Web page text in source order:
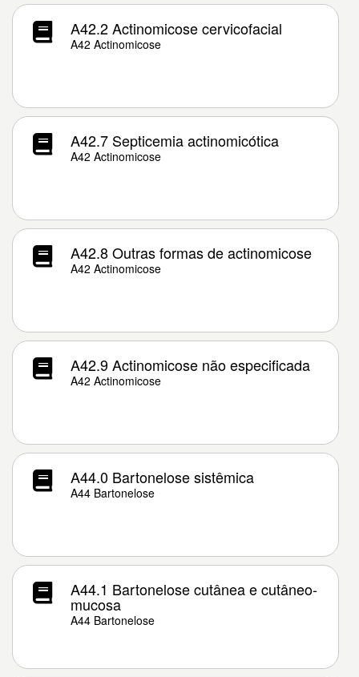
A42.2 Actinomicose cervicofacial
A42 Actinomicose
A42.7 Septicemia actinomicótica
A42 Actinomicose
A42.8 Outras formas de actinomicose
A42 Actinomicose
A42.9 Actinomicose não especificada
A42 Actinomicose
A44.0 Bartonelose sistêmica
A44 Bartonelose
A44.1 Bartonelose cutânea e cutâneo-
mucosa
A44 Bartonelose